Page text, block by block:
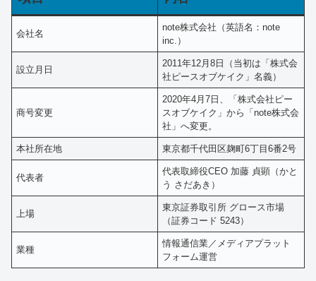
会社名
note株式会社（英語名：note
inc.）
設立月日
2011年12月8日（当初は「株式会
社ピースオブケイク」名義）
商号変更
2020年4月7日、「株式会社ピー
スオブケイク」から「note株式会
社」へ変更。
本社所在地 東京都千代田区麹町6丁目6番2号
代表者
代表取締役CEO 加藤 貞顕（かと
う さだあき）
上場
東京証券取引所 グロース市場
（証券コード 5243）
業種
情報通信業／メディアプラット
フォーム運営